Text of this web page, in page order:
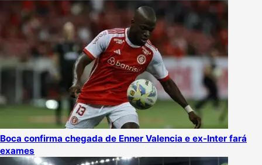
Boca confirma chegada de Enner Valencia e ex-Inter fará
exames